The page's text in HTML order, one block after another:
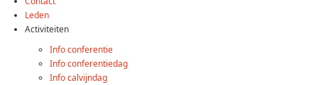
Leden
Activiteiten
Info conferentie
Info conferentiedag
Info calvijndag